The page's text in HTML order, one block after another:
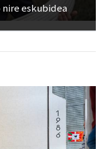
eskubidea